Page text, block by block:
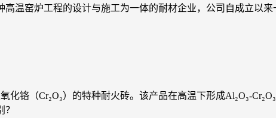
温窑炉工程的设计与施工为一体的耐材企业，公司自成立以
化铬（Cr₂O₃）的特种耐火砖。该产品在高温下形成Al₂O₃-